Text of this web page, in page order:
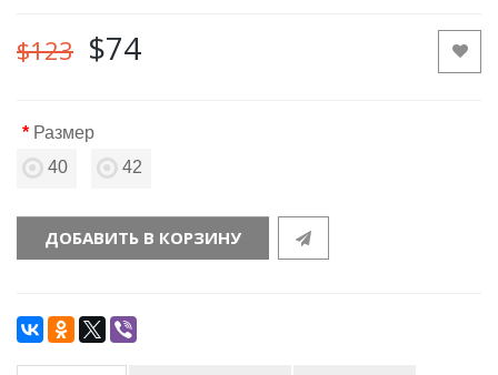
$123 $74
Размер
40
42
ДОБАВИТЬ В КОРЗИНУ